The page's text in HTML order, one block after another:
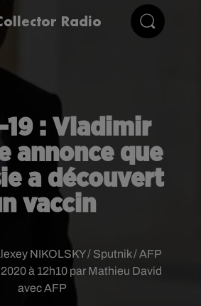
Radio
19 : Vladimir
annonce que
a découvert
vaccin
à 12h10 par Mathieu David
avec AFP
NIKOLSKY / Sputnik / AFP